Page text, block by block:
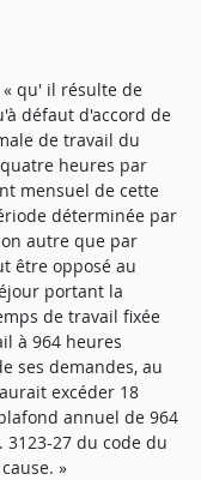
qu' il résulte de
défaut d'accord de
de travail du
heures par
mensuel de cette
déterminée par
autre que par
être opposé au
portant la
de travail fixée
à 964 heures
ses demandes, au
excéder 18
annuel de 964
27 du code du
»